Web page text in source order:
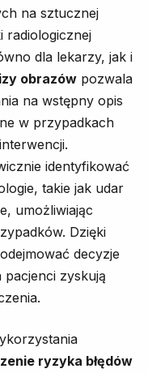
na sztucznej
radiologicznej
dla lekarzy, jak i
obrazów pozwala
na wstępny opis
w przypadkach
identyfikować
takie jak udar
umożliwiając
Dzięki
decyzje
zyskują
ryzyka błędów